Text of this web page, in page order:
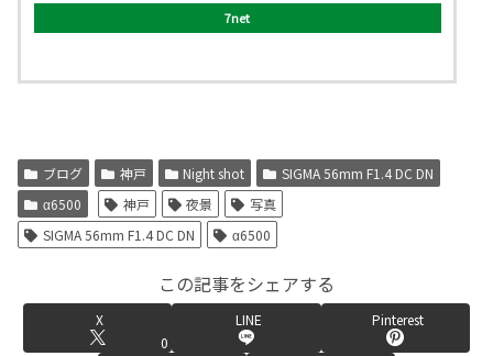
7net
ブログ 神戸 Night shot
SIGMA 56mm F1.4 DC DN
α6500
神戸 夜景
写真
SIGMA 56mm F1.4 DC DN
α6500
この記事をシェアする
X
0
LINE Pinterest